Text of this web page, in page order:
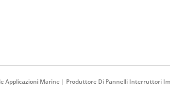
Marine | Produttore Di Pannelli Interruttori